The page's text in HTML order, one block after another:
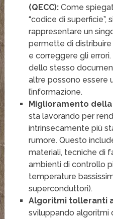
(QECC):Come
“codice di superficie”,
rappresentare un
permette di distribuire
e correggere gli
dello stesso
altre possono essere
l’informazione.
Miglioramento
sta lavorando per
intrinsecamente più
rumore. Questo
materiali, tecniche di
ambienti di controllo
temperature
superconduttori).
Algoritmi tolleranti
sviluppando algoritmi